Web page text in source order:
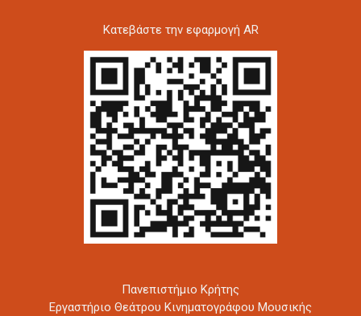
Kατεβάστε την εφαρμογή AR
Πανεπιστήμιο Κρήτης
Εργαστήριο Θεάτρου Κινηματογράφου Μουσικής